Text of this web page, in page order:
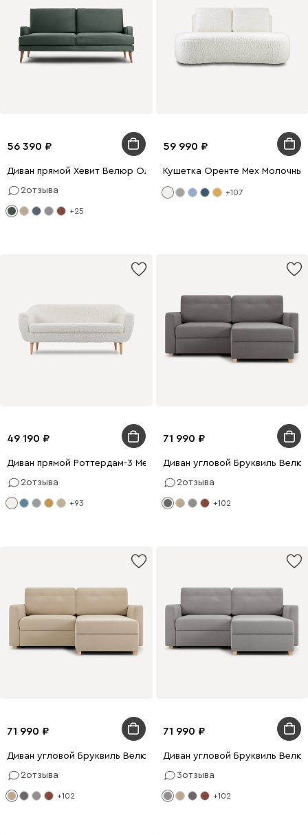
56 390
Диван прямой Хевит Велюр Оливковый
2отзыва
+25
59 990
Кушетка Оренте Мех Молочный
+107
49 190
Диван прямой Роттердам-3 Мех Молочный
2отзыва
+93
71 990
Диван угловой Бруквиль
2отзыва
+102
71 990
Диван угловой Бруквиль Велюр Бежевый
2отзыва
+102
71 990
Диван угловой Бруквиль
3отзыва
+102